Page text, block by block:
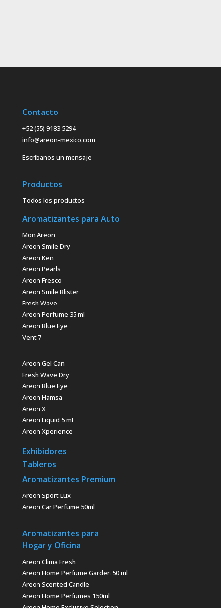
Contacto
+52 (55) 9183 5294
info@areon-mexico.com
Escríbanos un mensaje
Productos
Todos los productos
Aromatizantes para Auto
Mon Areon
Areon Smile Dry
Areon Ken
Areon Pearls
Areon Fresco
Areon Smile Blister
Fresh Wave
Areon Perfume 35 ml
Areon Blue Eye
Vent 7
Areon Gel Can
Fresh Wave Dry
Areon Blue Eye
Areon Hamsa
Areon X
Areon Liquid 5 ml
Areon Xperience
Exhibidores
Tableros
Aromatizantes Premium
Areon Sport Lux
Areon Car Perfume 50ml
Aromatizantes para
Hogar y Oficina
Areon Clima Fresh
Areon Home Perfume Garden 50 ml
Areon Scented Candle
Areon Home Perfumes 150ml